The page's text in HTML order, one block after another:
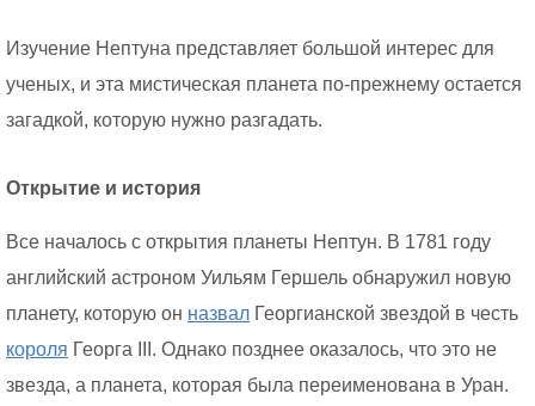
Изучение Нептуна представляет большой интерес для
ученых, и эта мистическая планета по-прежнему остается
загадкой, которую нужно разгадать.
Открытие и история
Все началось с открытия планеты Нептун. В 1781 году
английский астроном Уильям Гершель обнаружил новую
планету, которую он назвал Георгианской звездой в честь
короля Георга III. Однако позднее оказалось, что это не
звезда, а планета, которая была переименована в Уран.